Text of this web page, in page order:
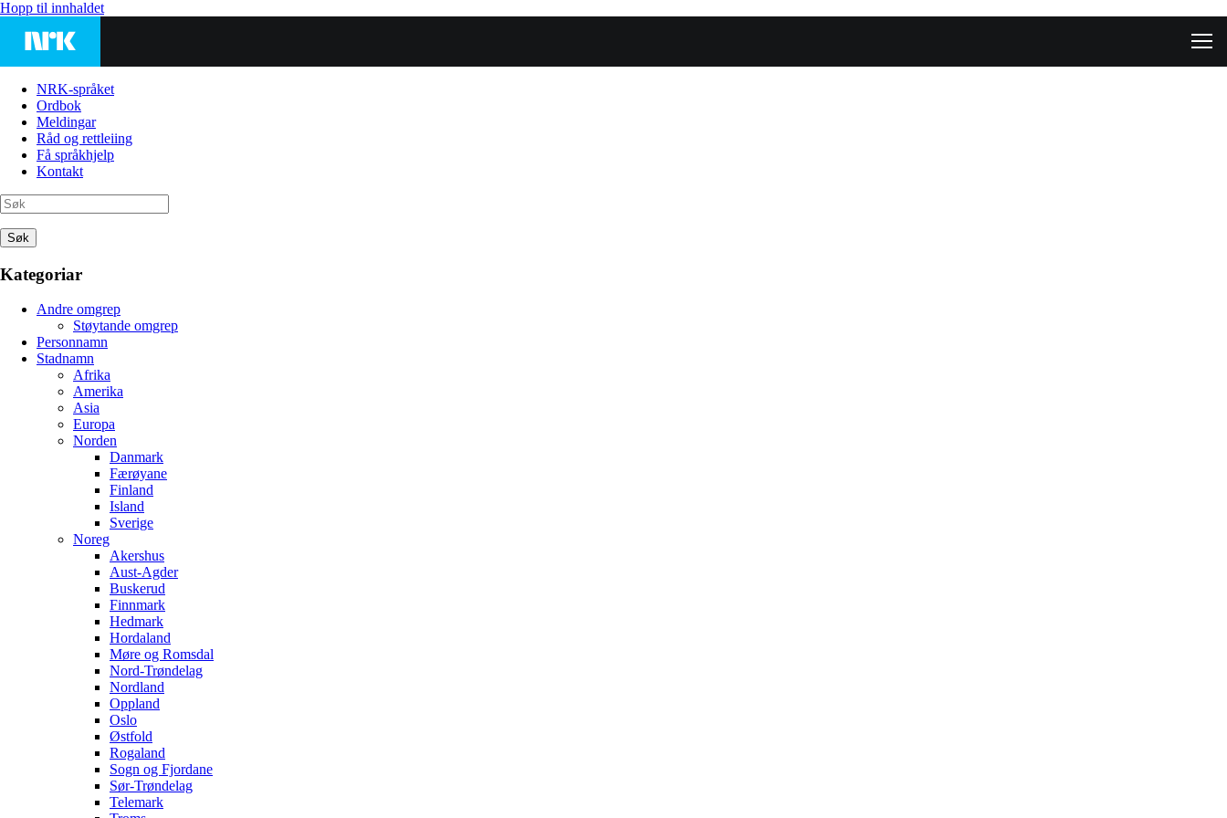
Hopp til innhaldet
NRK-språket
Ordbok
Meldingar
Råd og rettleiing
Få språkhjelp
Kontakt
Søk
Kategoriar
Andre omgrep
Støytande omgrep
Personnamn
Stadnamn
Afrika
Amerika
Asia
Europa
Norden
Danmark
Færøyane
Finland
Island
Sverige
Noreg
Akershus
Aust-Agder
Buskerud
Finnmark
Hedmark
Hordaland
Møre og Romsdal
Nord-Trøndelag
Nordland
Oppland
Oslo
Østfold
Rogaland
Sogn og Fjordane
Sør-Trøndelag
Telemark